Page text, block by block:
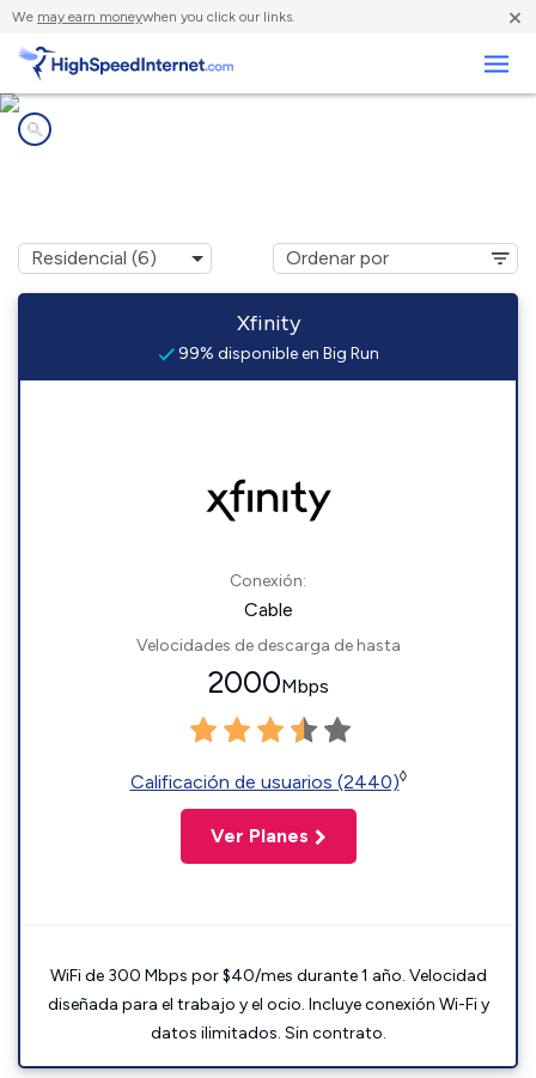
We may earn moneywhen you click our links. ×
Xfinity
99% disponible en Big Run
Conexión:
Cable
Velocidades de descarga de hasta
2000Mbps
Calificación de usuarios (2440)◊
Ver Planes
WiFi de 300 Mbps por $40/mes durante 1 año. Velocidad
diseñada para el trabajo y el ocio. Incluye conexión Wi-Fi y
datos ilimitados. Sin contrato.